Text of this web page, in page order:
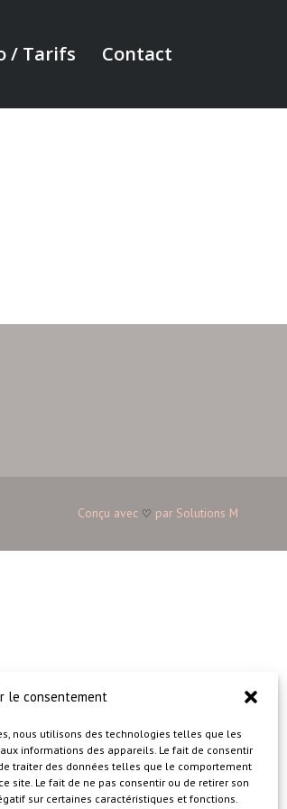
le consentement
nous utilisons des technologies telles que les
informations des appareils. Le fait de consentir
traiter des données telles que le comportement
site. Le fait de ne pas consentir ou de retirer son
sur certaines caractéristiques et fonctions.
/ Tarifs Contact
Conçu avec ♡ par Solutions M